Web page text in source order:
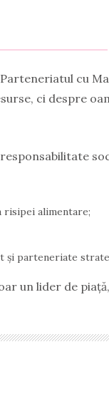
cu
ci despre
risipei alimentare;
și parteneriate
un lider de